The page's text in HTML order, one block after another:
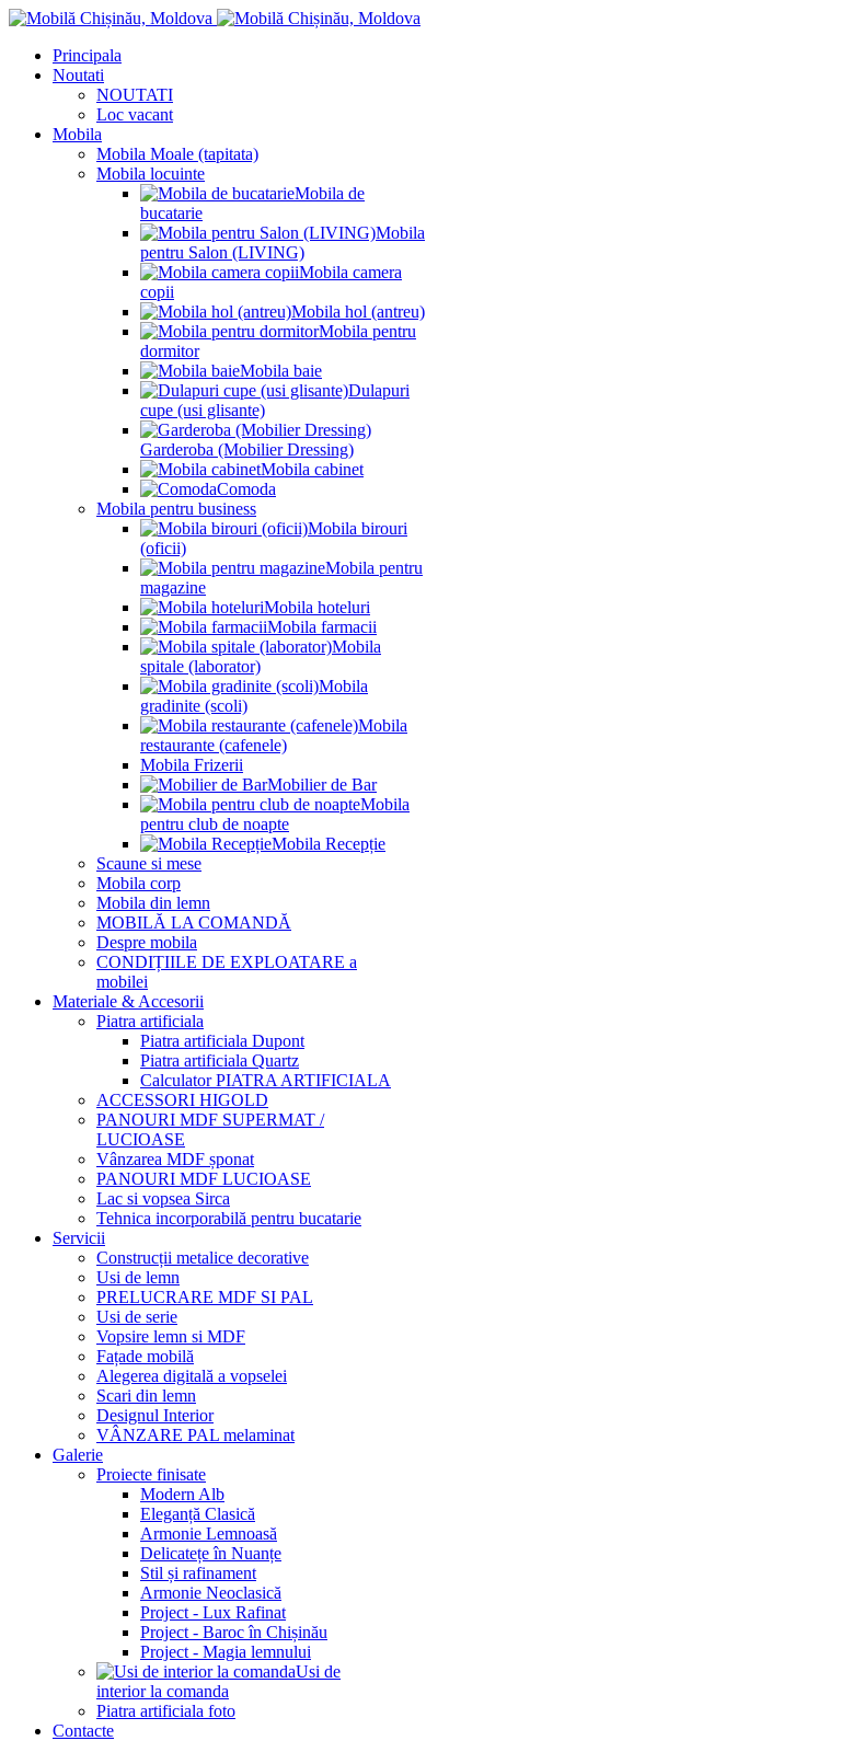
Principala
Noutati
NOUTATI
Loc vacant
Mobila
Mobila Moale (tapitata)
Mobila locuinte
Mobila de
bucatarie
Mobila
pentru Salon (LIVING)
Mobila camera
copii
Mobila hol (antreu)
Mobila pentru
dormitor
Mobila baie
Dulapuri
cupe (usi glisante)
Garderoba (Mobilier Dressing)
Mobila cabinet
Comoda
Mobila pentru business
Mobila birouri
(oficii)
Mobila pentru
magazine
Mobila hoteluri
Mobila farmacii
Mobila
spitale (laborator)
Mobila
gradinite (scoli)
Mobila
restaurante (cafenele)
Mobila Frizerii
Mobilier de Bar
Mobila
pentru club de noapte
Mobila Recepție
Scaune si mese
Mobila corp
Mobila din lemn
MOBILĂ LA COMANDĂ
Despre mobila
CONDIȚIILE DE EXPLOATARE a
mobilei
Materiale & Accesorii
Piatra artificiala
Piatra artificiala Dupont
Piatra artificiala Quartz
Calculator PIATRA ARTIFICIALA
ACCESSORI HIGOLD
PANOURI MDF SUPERMAT /
LUCIOASE
Vânzarea MDF șponat
PANOURI MDF LUCIOASE
Lac si vopsea Sirca
Tehnica incorporabilă pentru bucatarie
Servicii
Construcții metalice decorative
Usi de lemn
PRELUCRARE MDF SI PAL
Usi de serie
Vopsire lemn si MDF
Fațade mobilă
Alegerea digitală a vopselei
Scari din lemn
Designul Interior
VÂNZARE PAL melaminat
Galerie
Proiecte finisate
Modern Alb
Eleganță Clasică
Armonie Lemnoasă
Delicatețe în Nuanțe
Stil și rafinament
Armonie Neoclasică
Project - Lux Rafinat
Project - Baroc în Chișinău
Project - Magia lemnului
Usi de
interior la comanda
Piatra artificiala foto
Contacte